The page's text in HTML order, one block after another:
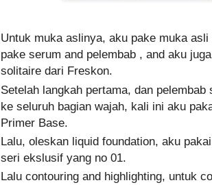
Untuk muka aslinya, aku pake muka
pake serum and pelembab , and aku
solitaire dari Freskon.
Setelah langkah pertama, dan
ke seluruh bagian wajah, kali ini aku
Primer Base.
Lalu, oleskan liquid foundation, aku
seri ekslusif yang no 01.
Lalu contouring and highlighting, untuk